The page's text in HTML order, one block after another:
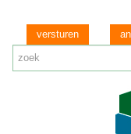
versturen